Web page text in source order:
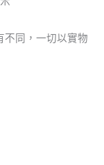
不同，一切以實物